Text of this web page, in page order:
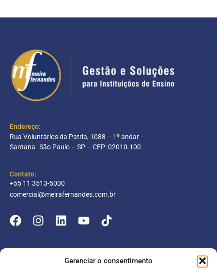
Gerenciar o consentimento
Endereço:
Rua Voluntários da Patria, 1088 – 1º andar –
Santana São Paulo – SP – CEP: 02010-100
Contato:
+55 11 3513-5000
comercial@meirafernandes.com.br